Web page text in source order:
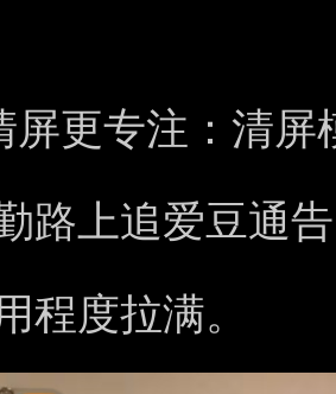
屏更专注 ： 清屏
路上追爱豆通
程度拉满。